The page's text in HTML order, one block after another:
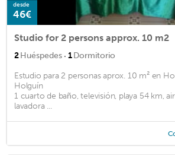
desde
46€
Studio for 2 persons approx. 10 m2
2Huéspedes · 1Dormitorio
Estudio para 2 personas aprox. 10 m² en
Holguín
1 cuarto de baño, televisión, playa 54 km,
lavadora ...